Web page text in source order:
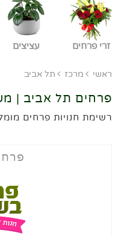
זרי פרחים עציצים
ראשי מרכז תל אביב
פרחים תל אביב |
רשימת חנויות פרחים